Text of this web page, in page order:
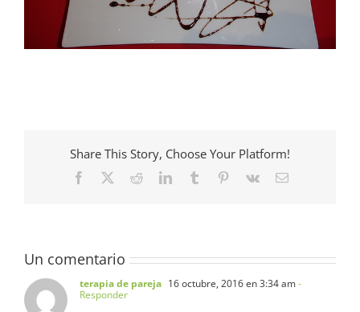
Share This Story, Choose Your Platform!
Facebook RedditLinkedInTumblr Pinterest
Vk
Correo
Un comentario
terapia de pareja 16 octubre, 2016 en 3:34 am-
Responder